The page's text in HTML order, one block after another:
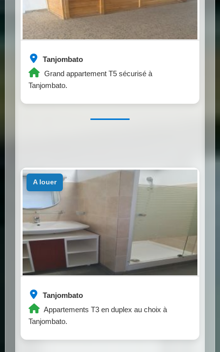
Tanjombato
Grand appartement T5 sécurisé à
Tanjombato.
Tanjombato
Appartements T3 en duplex au choix à
Tanjombato.
a louer